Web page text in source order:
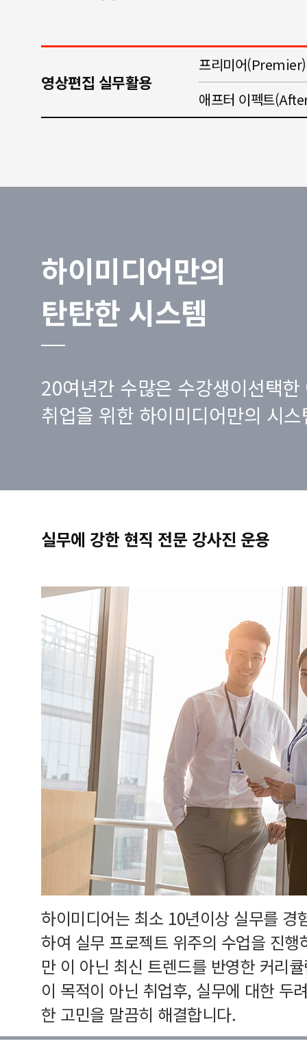
영상편집 실무활용
프리미어(Premier)
애프터 이펙트
하이미디어만의
탄탄한 시스템
20여년간 수많은 수강생이선택한
취업을 위한 하이미디어만의 시
실무에 강한 현직 전문 강사진 운용
하이미디어는 최소 10년이상 실무를 경
하여 실무 프로젝트 위주의 수업을 진
만 이 아닌 최신 트렌드를 반영한 커리
이 목적이 아닌 취업후, 실무에 대한 두
한 고민을 말끔히 해결합니다.